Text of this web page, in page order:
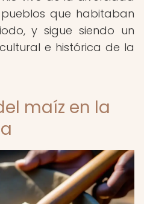
que habitaban
y sigue siendo un
e histórica de la
maíz en la